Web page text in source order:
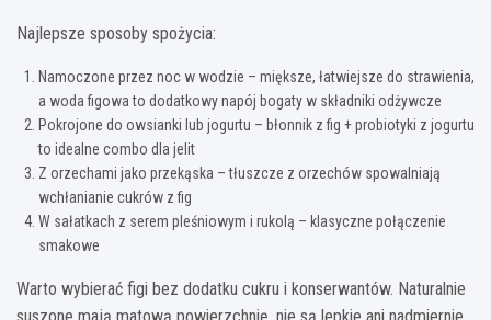
Najlepsze sposoby spożycia:
Namoczone przez noc w wodzie – miększe, łatwiejsze do strawienia,
a woda figowa to dodatkowy napój bogaty w składniki odżywcze
Pokrojone do owsianki lub jogurtu – błonnik z fig + probiotyki z jogurtu
to idealne combo dla jelit
Z orzechami jako przekąska – tłuszcze z orzechów spowalniają
wchłanianie cukrów z fig
W sałatkach z serem pleśniowym i rukolą – klasyczne połączenie
smakowe
Warto wybierać figi bez dodatku cukru i konserwantów. Naturalnie